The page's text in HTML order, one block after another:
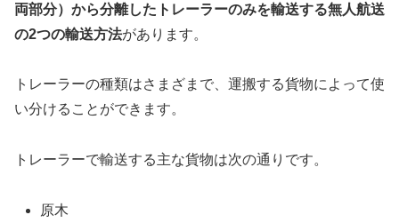
両部分）から分離したトレーラーのみを輸送する無人航送
の2つの輸送方法があります。
トレーラーの種類はさまざまで、運搬する貨物によって使
い分けることができます。
トレーラーで輸送する主な貨物は次の通りです。
原木